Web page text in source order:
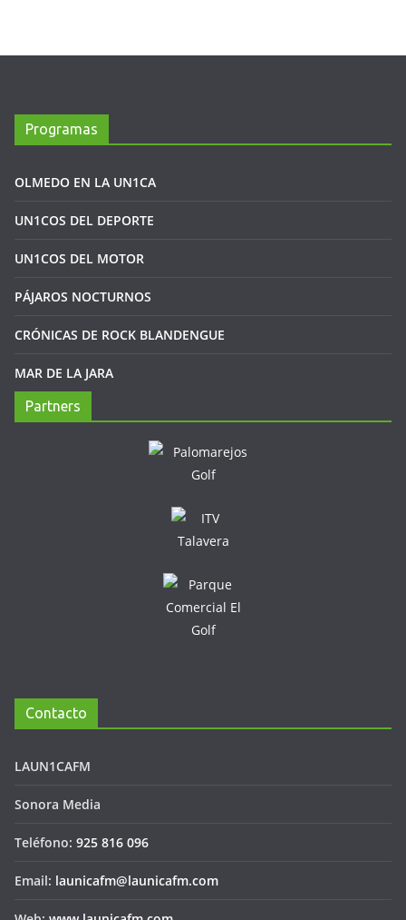
Programas
OLMEDO EN LA UN1CA
UN1COS DEL DEPORTE
UN1COS DEL MOTOR
PÁJAROS NOCTURNOS
CRÓNICAS DE ROCK BLANDENGUE
MAR DE LA JARA
Partners
Contacto
LAUN1CAFM
Sonora Media
Teléfono: 925 816 096
Email: launicafm@launicafm.com